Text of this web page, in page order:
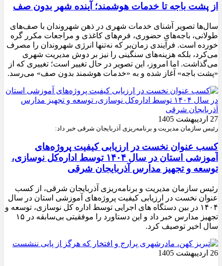
از پشت باجه تا خدمات هوشمند؛ آینده شهر بدون صف
سال‌ها تصویر آشنای خدمات شهری در ذهن شهروندان با صف‌های
طولانی، باجه‌های حضوری، فرم‌های کاغذی و مراجعات مکرر گره
خورده است. فرآیندی زمان‌بر که نه‌تنها انرژی شهروندان را مصرف
می‌کرد، بلکه هزینه‌های سنگینی را نیز بر دوش مدیریت شهری
می‌گذاشت. اما امروز، این تصویر در حال تغییر است؛ تغییری که از
«پشت باجه» آغاز شده و به «خدمات هوشمند بدون صف» می‌رسد.
27 اردیبهشت 1405
رئیس سازمان مدیریت و برنامه‌ریزی آذربایجان شرقی خبر داد:
کسب عنوان نخست در ارزیابی کیفیت پروژه‌های
آموزشی استان در سال ۱۴۰۴ توسط اداره‌کل نوسازی،
توسعه و تجهیز مدارس آذربایجان شرقی
رئیس سازمان مدیریت و برنامه‌ریزی آذربایجان شرقی، از کسب
عنوان نخست در ارزیابی کیفیت پروژه‌های آموزشی استان در سال
۱۴۰۴ در بین دستگاه های اجرایی توسط اداره کل نوسازی، توسعه و
تجهیز مدارس خبر داد و این دستاورد را موفقیتی بی‌سابقه در ۱۵
سال اخیر توصیف کرد.
26 اردیبهشت 1405